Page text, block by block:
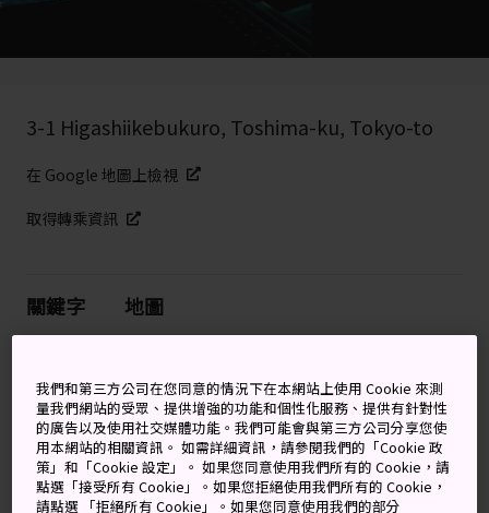
3-1 Higashiikebukuro, Toshima-ku, Tokyo-to
在 Google 地圖上檢視
取得轉乘資訊
關鍵字 地圖
屋頂水族館和空中的水下綠洲
陽光水族館有約 550 種品種，共 23,000 頭水生動物，以
身歷其境的方式探索海底生物。陽光水族館位於池袋
我們和第三方公司在您同意的情況下在本網站上使用 Cookie 來測
量我們網站的受眾、提供增強的功能和個性化服務、提供有針對性
的廣告以及使用社交媒體功能。我們可能會與第三方公司分享您使
用本網站的相關資訊。 如需詳細資訊，請參閱我們的「Cookie 政
策」和「Cookie 設定」。 如果您同意使用我們所有的 Cookie，請
點選「接受所有 Cookie」。如果您拒絕使用我們所有的 Cookie，
請點選 「拒絕所有 Cookie」。如果您同意使用我們的部分